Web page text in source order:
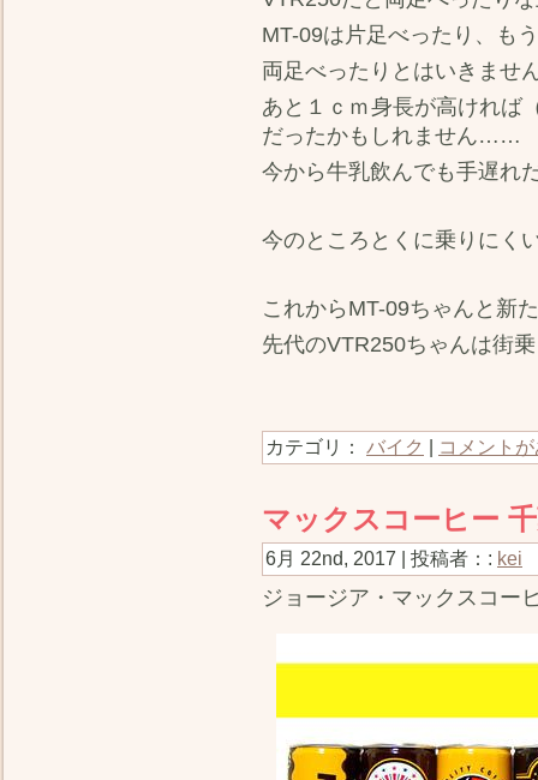
MT-09は片足べったり、も
両足べったりとはいきま
あと１ｃｍ身長が高ければ
だったかもしれません……
今から牛乳飲んでも手遅
今のところとくに乗りにく
これからMT-09ちゃんと新
先代のVTR250ちゃんは街
カテゴリ： バイク | コメント
マックスコーヒー
6月 22nd, 2017 | 投稿者：: kei
ジョージア・マックスコー